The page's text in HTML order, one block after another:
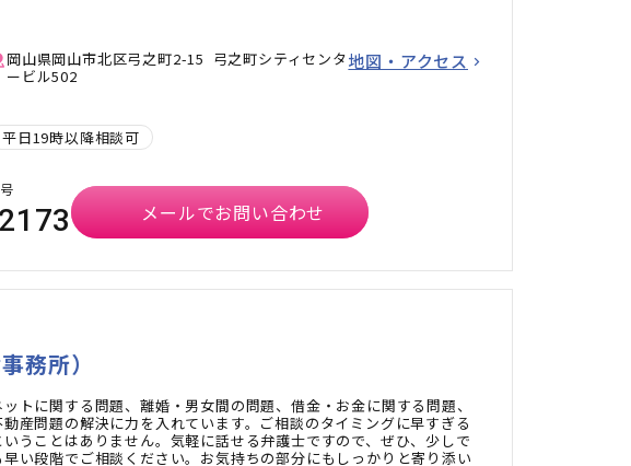
岡山県岡山市北区弓之町2-15 弓之町シティセンタ
ービル502
地図・アクセス
平日19時以降相談可
メールでお問い合わせ
務所）
ットに関する問題、離婚・男女間の問題、借金・お金に関する問題、
動産問題の解決に力を入れています。ご相談のタイミングに早すぎる
いうことはありません。気軽に話せる弁護士ですので、ぜひ、少しで
早い段階でご相談ください。お気持ちの部分にもしっかりと寄り添い